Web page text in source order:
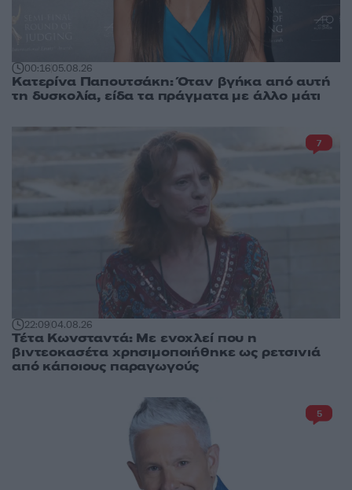
00:1605.08.26
Κατερίνα Παπουτσάκη: Όταν βγήκα από αυτή
τη δυσκολία, είδα τα πράγματα με άλλο μάτι
22:0904.08.26
Τέτα Κωνσταντά: Με ενοχλεί που η
βιντεοκασέτα χρησιμοποιήθηκε ως ρετσινιά
από κάποιους παραγωγούς
7
5